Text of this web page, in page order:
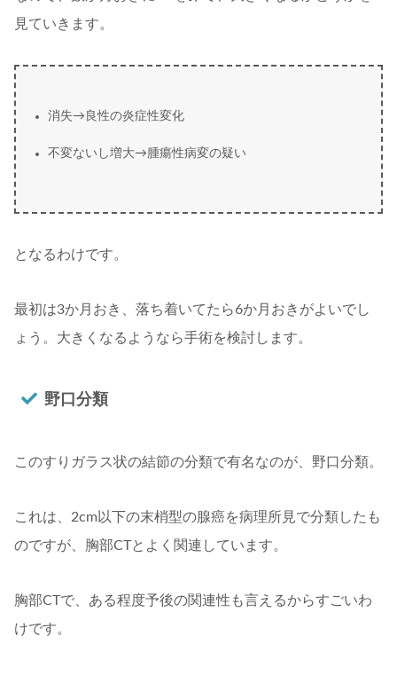
見ていきます。
消失→良性の炎症性変化
不変ないし増大→腫瘍性病変の疑い
となるわけです。
最初は3か月おき、落ち着いてたら6か月おきがよいでし
ょう。大きくなるようなら手術を検討します。
野口分類
このすりガラス状の結節の分類で有名なのが、野口分類。
これは、2cm以下の末梢型の腺癌を病理所見で分類したも
のですが、胸部CTとよく関連しています。
胸部CTで、ある程度予後の関連性も言えるからすごいわ
けです。